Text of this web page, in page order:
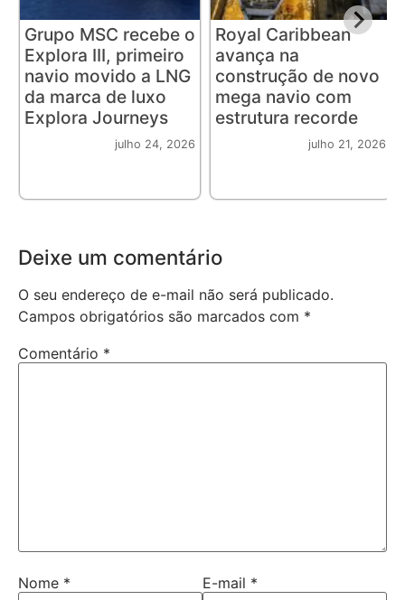
Grupo MSC recebe o
Explora III, primeiro
navio movido a LNG
da marca de luxo
Explora Journeys
julho 24, 2026
Royal Caribbean
avança na
construção de novo
mega navio com
estrutura recorde
julho 21, 2026
Deixe um comentário
O seu endereço de e-mail não será publicado.
Campos obrigatórios são marcados com *
Comentário *
Nome * E-mail *